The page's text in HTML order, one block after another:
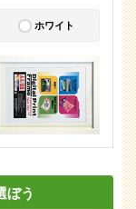
ホワイト
ぼう